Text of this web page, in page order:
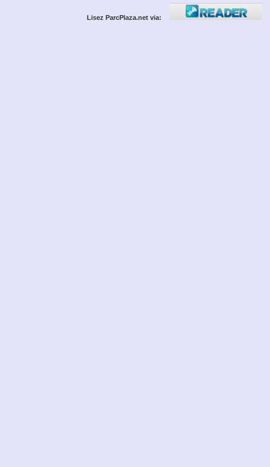
Lisez ParcPlaza.net via: